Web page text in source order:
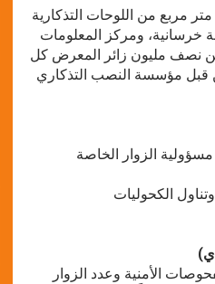
يتألف النصب التذكاري من 19,000 متر مربع من اللوحات التذكارية
على أكثر من 2,700 كتلة خرسانية، ومركز المعلومات
نصف مليون زائر المعرض كل
قبل مؤسسة النصب التذكاري
الزوار الخاصة
الكحوليات
الأمنية وعدد الزوار